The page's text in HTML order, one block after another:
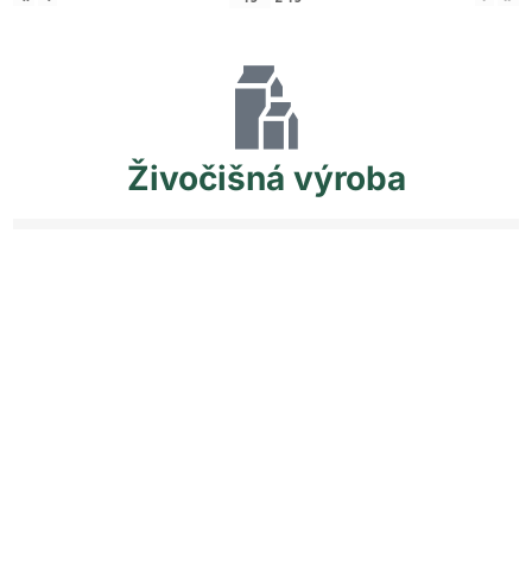
Živočišná výroba